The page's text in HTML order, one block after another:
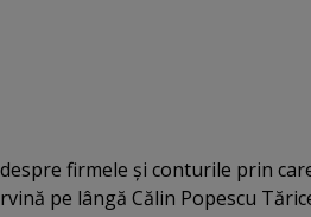
firmele şi conturile prin
pe lângă Călin Popescu